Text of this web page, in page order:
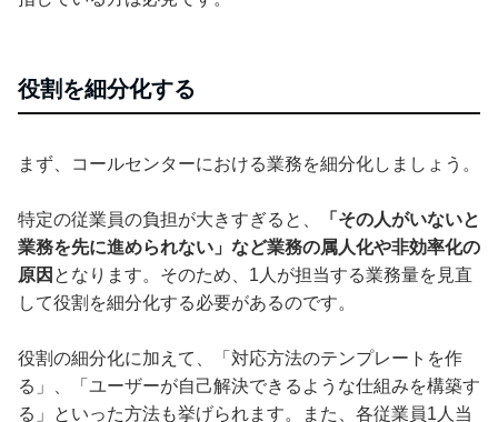
役割を細分化する
まず、コールセンターにおける業務を細分化しましょう。
特定の従業員の負担が大きすぎると、
「その人がいないと
業務を先に進められない」など業務の属人化や非効率化の
原因 となります。そのため、1人が担当する業務量を見直
して役割を細分化する必要があるのです。
役割の細分化に加えて、「対応方法のテンプレートを作
る」、「ユーザーが自己解決できるような仕組みを構築す
る」といった方法も挙げられます。また、各従業員1人当